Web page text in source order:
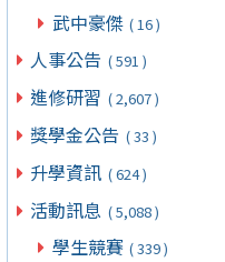
武中豪傑 ( 16 )
人事公告 ( 591 )
進修研習 ( 2,607 )
獎學金公告 ( 33 )
升學資訊 ( 624 )
活動訊息 ( 5,088 )
學生競賽 ( 339 )